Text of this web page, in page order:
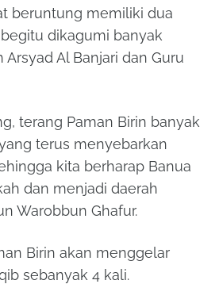
beruntung memiliki dua
dikagumi banyak
Al Banjari dan Guru
terang Paman Birin banyak
terus menyebarkan
kita berharap Banua
dan menjadi daerah
Warobbun Ghafur.
Birin akan menggelar
sebanyak 4 kali.